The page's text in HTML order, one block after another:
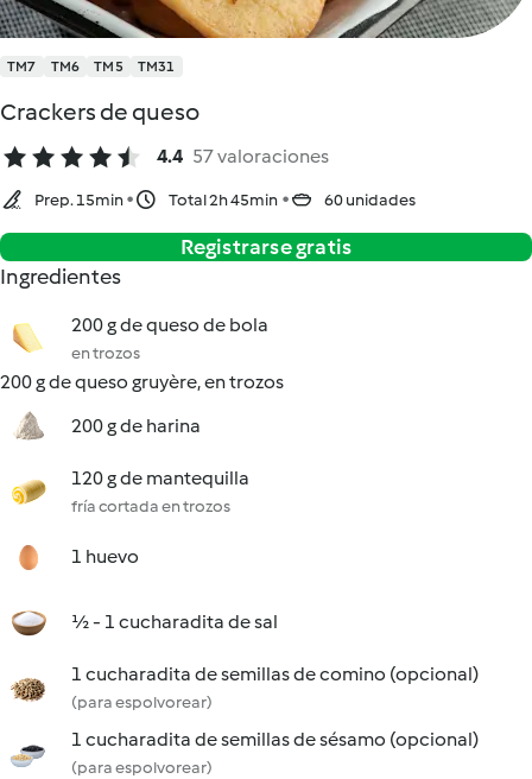
TM7 TM6 TM5 TM31
Crackers de queso
4.4 57 valoraciones
Prep. 15min Total 2h 45min 60 unidades
Registrarse gratis
Ingredientes
200 g de queso de bola
en trozos
200 g de queso gruyère, en trozos
200 g de harina
120 g de mantequilla
fría cortada en trozos
1 huevo
½ - 1 cucharadita de sal
1 cucharadita de semillas de comino (opcional)
(para espolvorear)
1 cucharadita de semillas de sésamo (opcional)
(para espolvorear)